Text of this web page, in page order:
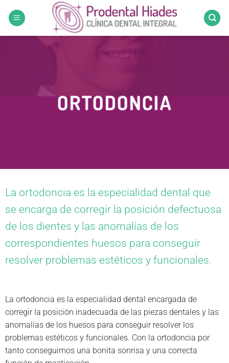
ORTODONCIA
La ortodoncia es la especialidad dental que
se encarga de corregir la posición defectuosa
de los dientes y las anomalías de los
correspondientes huesos para conseguir
resolver problemas estéticos y funcionales.
La ortodoncia es la especialidad dental encargada de
corregir la posición inadecuada de las piezas dentales y las
anomalías de los huesos para conseguir resolver los
problemas estéticos y funcionales. Con la ortodoncia por
tanto conseguimos una bonita sonrisa y una correcta